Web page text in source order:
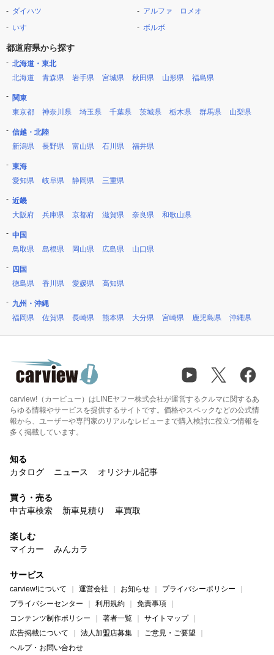
ダイハツ
いすゞ
アルファ ロメオ
ボルボ
都道府県から探す
北海道・東北
北海道
青森県 岩手県 宮城県 秋田県 山形県 福島県
関東
東京都
神奈川県 埼玉県 千葉県 茨城県 栃木県 群馬県 山梨県
信越・北陸
新潟県
長野県 富山県 石川県 福井県
東海
愛知県
岐阜県 静岡県 三重県
近畿
大阪府
兵庫県 京都府 滋賀県 奈良県 和歌山県
中国
鳥取県
島根県 岡山県 広島県 山口県
四国
徳島県
香川県 愛媛県 高知県
九州・沖縄
福岡県
佐賀県 長崎県 熊本県 大分県 宮崎県 鹿児島県 沖縄県
carview!（カービュー）はLINEヤフー株式会社が運営するクルマに関するあ
らゆる情報やサービスを提供するサイトです。価格やスペックなどの公式情
報から、ユーザーや専門家のリアルなレビューまで購入検討に役立つ情報を
多く掲載しています。
知る
カタログ
ニュース オリジナル記事
買う・売る
中古車検索
新車見積り 車買取
楽しむ
マイカー
みんカラ
サービス
carview!について 運営会社 お知らせ
プライバシーポリシー
プライバシーセンター
利用規約
免責事項
コンテンツ制作ポリシー
著者一覧
サイトマップ
広告掲載について
法人加盟店募集
ご意見・ご要望
ヘルプ・お問い合わせ